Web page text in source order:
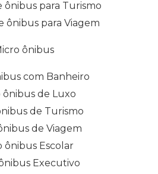
ônibus para Turismo
ônibus para Viagem
ônibus
com Banheiro
ônibus de Luxo
de Turismo
de Viagem
ônibus Escolar
Executivo